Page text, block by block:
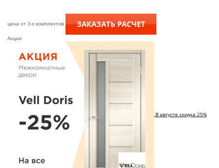
цена от 3-х комплектов ЗАКАЗАТЬ РАСЧЕТ
Акции
В августе скидка 25%